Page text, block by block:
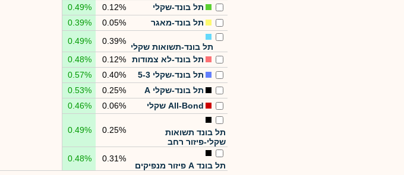
תל בונד-שקלי
0.12%
0.49%
תל בונד-מאגר
0.05%
0.39%
תל בונד-תשואות שקלי
0.39%
0.49%
תל בונד-לא צמודות
0.12%
0.48%
תל בונד-שקלי 5-3
0.40%
0.57%
תל בונד-שקלי A
0.25%
0.53%
All-Bond שקלי
0.06%
0.46%
תל בונד תשואות
שקלי-פיזור רחב
0.25%
0.49%
תל בונד A פיזור מנפיקים
0.31%
0.48%